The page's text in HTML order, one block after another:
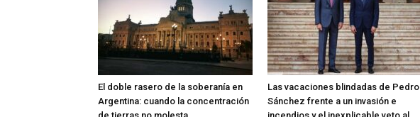
El doble rasero de la soberanía en
Argentina: cuando la concentración
Las vacaciones blindadas de Pedro
Sánchez frente a un invasión e